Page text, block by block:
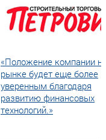
«Положение компании
рынке будет еще более
уверенным благодаря
развитию финансовых
технологий.»